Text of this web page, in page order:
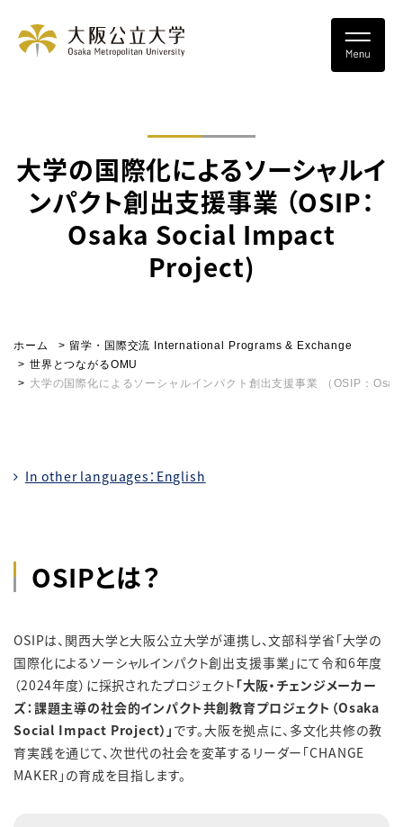
大学の国際化によるソーシャルイ
ンパクト創出支援事業 （OSIP：
Osaka Social Impact
Project)
ホーム
留学・国際交流 International Programs & Exchange
世界とつながるOMU
大学の国際化によるソーシャルインパクト創出支援事業 （OSIP：
In other languages：English
OSIPとは？
OSIPは、関西大学と大阪公立大学が連携し、文部科学省「大学の
国際化によるソーシャルインパクト創出支援事業」にて令和6年度
（2024年度）に採択されたプロジェクト 「大阪・チェンジメーカー
ズ：課題主導の社会的インパクト共創教育プロジェクト（Osaka
Social Impact Project）」 です。大阪を拠点に、多文化共修の教
育実践を通じて、次世代の社会を変革するリーダー「CHANGE
MAKER」の育成を目指します。